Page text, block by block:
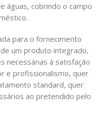
águas, cobrindo o campo
para o fornecimento
um produto integrado,
necessárias à satisfação
e profissionalismo, quer
standard, quer
ao pretendido pelo